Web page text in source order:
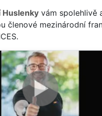
Huslenky vám spolehlivě
členové mezinárodní